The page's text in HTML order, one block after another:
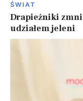
ŚWIAT
Drapieżniki
udziałem jeleni